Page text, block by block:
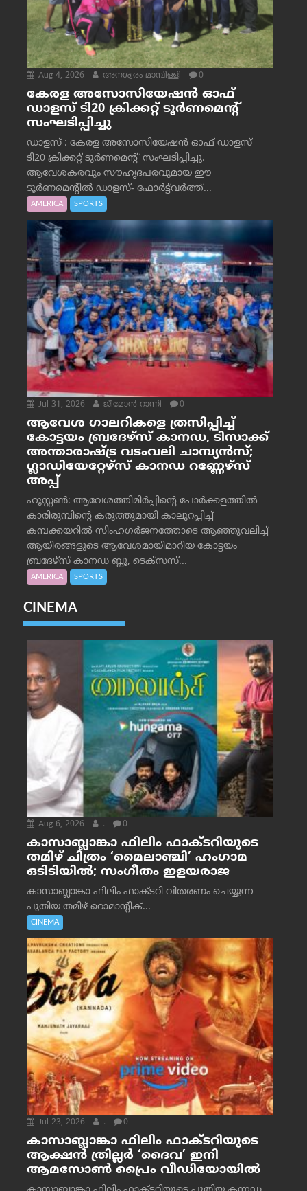
Aug 4, 2026 അനശ്വരം മാമ്പിള്ളി 0
കേരള അസോസിയേഷൻ ഓഫ്
ഡാളസ് ടി20 ക്രിക്കറ്റ് ടൂർണമെന്റ്
സംഘടിപ്പിച്ചു
ഡാളസ് : കേരള അസോസിയേഷൻ ഓഫ് ഡാളസ്
ടി20 ക്രിക്കറ്റ് ടൂർണമെന്റ് സംഘടിപ്പിച്ചു.
ആവേശകരവും സൗഹൃദപരവുമായ ഈ
ടൂർണമെന്റിൽ ഡാളസ്- ഫോർട്ട്‌വര്‍ത്ത്...
AMERICA SPORTS
Jul 31, 2026 ജീമോന്‍ റാന്നി 0
ആവേശ ഗാലറികളെ ത്രസിപ്പിച്ച്
കോട്ടയം ബ്രദേഴ്‌സ് കാനഡ, ടിസാക്ക്
അന്താരാഷ്ട്ര വടംവലി ചാമ്പ്യന്‍സ്;
ഗ്ലാഡിയേറ്റേഴ്‌സ് കാനഡ റണ്ണേഴ്‌സ്
അപ്പ്
ഹൂസ്റ്റണ്‍: ആവേശത്തിമിര്‍പ്പിന്റെ പോര്‍ക്കളത്തില്‍
കാരിരുമ്പിന്റെ കരുത്തുമായി കാലുറപ്പിച്ച്
കമ്പക്കയറില്‍ സിംഹഗര്‍ജനത്തോടെ ആഞ്ഞുവലിച്ച്
ആയിരങ്ങളുടെ ആവേശമായിമാറിയ കോട്ടയം
ബ്രദേഴ്‌സ് കാനഡ ബ്ലൂ, ടെക്‌സസ്...
AMERICA SPORTS
CINEMA
Aug 6, 2026 . 0
കാസാബ്ലാങ്കാ ഫിലിം ഫാക്ടറിയുടെ
തമിഴ് ചിത്രം ‘മൈലാഞ്ചി’ ഹംഗാമ
ഒടിടിയിൽ; സംഗീതം ഇളയരാജ
കാസാബ്ലാങ്കാ ഫിലിം ഫാക്ടറി വിതരണം ചെയ്യുന്ന
പുതിയ തമിഴ് റൊമാന്റിക്...
CINEMA
Jul 23, 2026 . 0
കാസാബ്ലാങ്കാ ഫിലിം ഫാക്ടറിയുടെ
ആക്ഷൻ ത്രില്ലർ ‘ദൈവ’ ഇനി
ആമസോൺ പ്രൈം വീഡിയോയിൽ